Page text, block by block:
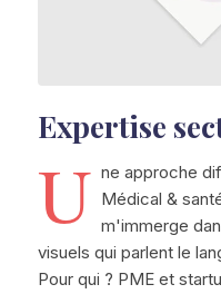
Expertise
U ne approche
Médical &
m'immerge
visuels qui parlent le
Pour qui ? PME et